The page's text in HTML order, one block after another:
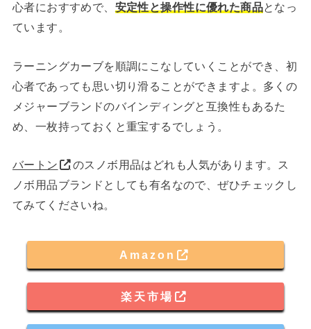
心者におすすめで、 安定性と操作性に優れた商品となっ
ています。
ラーニングカーブを順調にこなしていくことができ、初
心者であっても思い切り滑ることができますよ。多くの
メジャーブランドのバインディングと互換性もあるた
め、一枚持っておくと重宝するでしょう。
バートン
のスノボ用品はどれも人気があります。ス
ノボ用品ブランドとしても有名なので、ぜひチェックし
てみてくださいね。
Amazon
楽天市場